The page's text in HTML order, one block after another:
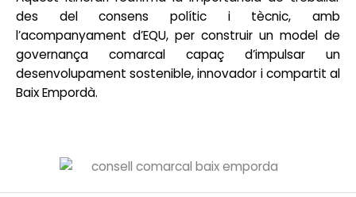
des del consens polític i tècnic, amb
l’acompanyament d’EQU, per construir un model de
governança comarcal capaç d’impulsar un
desenvolupament sostenible, innovador i compartit al
Baix Empordà.